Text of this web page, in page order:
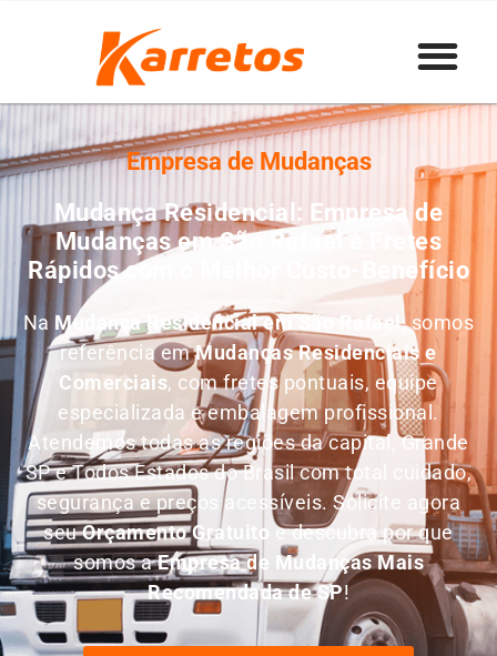
Empresa de Mudanças
Mudança Residencial: Empresa de
Mudanças em São Rafael e Fretes
Rápidos com o Melhor Custo-Benefício
NaMudança Residencial em São Rafael, somos
referência emMudanças Residenciais e
Comerciais, com fretes pontuais, equipe
especializada e embalagem profissional.
Atendemos todas as regiões da capital, Grande
SP e Todos Estados do Brasil com total cuidado,
segurança e preços acessíveis. Solicite agora
seuOrçamento Gratuito e descubra por que
somos aEmpresa de Mudanças Mais
Recomendada de SP!